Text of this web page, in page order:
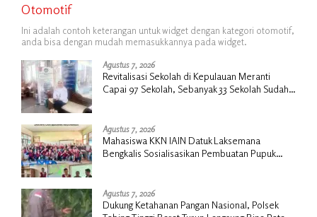
Otomotif
Ini adalah contoh keterangan untuk widget dengan kategori otomotif,
anda bisa dengan mudah memasukkannya pada widget.
Agustus 7, 2026
Revitalisasi Sekolah di Kepulauan Meranti
Capai 97 Sekolah, Sebanyak 33 Sekolah Sudah
Agustus 7, 2026
Mahasiswa KKN IAIN Datuk Laksemana
Bengkalis Sosialisasikan Pembuatan Pupuk
Agustus 7, 2026
Dukung Ketahanan Pangan Nasional, Polsek